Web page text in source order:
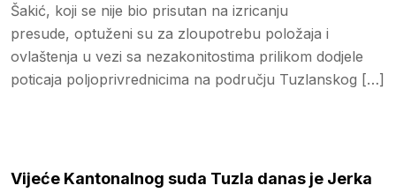
Šakić, koji se nije bio prisutan na izricanju
presude, optuženi su za zloupotrebu položaja i
ovlaštenja u vezi sa nezakonitostima prilikom dodjele
poticaja poljoprivrednicima na području Tuzlanskog […]
Vijeće Kantonalnog suda Tuzla danas je Jerka